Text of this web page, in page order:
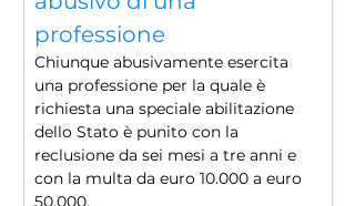
professione
Chiunque abusivamente esercita
una professione per la quale è
richiesta una speciale abilitazione
dello Stato è punito con la
reclusione da sei mesi a tre anni e
con la multa da euro 10.000 a euro
50.000.